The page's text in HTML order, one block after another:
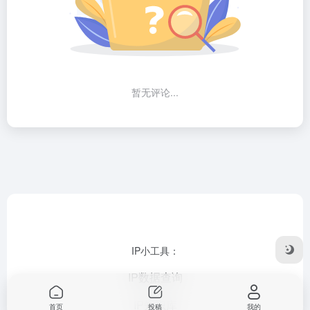
暂无评论...
IP小工具：
IP数据查询
IP知识库
首页 投稿 我的